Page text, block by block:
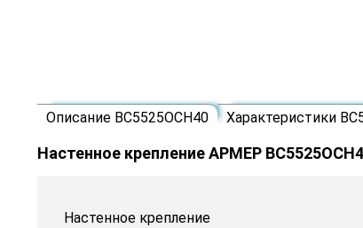
Описание ВС5525ОСН40 Характеристики
Настенное крепление АРМЕР
Настенное крепление